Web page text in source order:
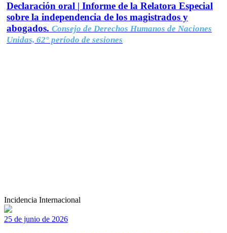
Declaración oral | Informe de la Relatora Especial
sobre la independencia de los magistrados y
abogados. Consejo de Derechos Humanos de Naciones
Unidas, 62° período de sesiones
Incidencia Internacional
25 de junio de 2026